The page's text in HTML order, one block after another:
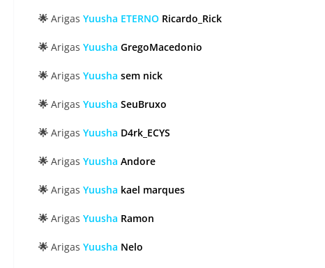
🌟 Arigas Yuusha ETERNO Ricardo_Rick
🌟 Arigas Yuusha GregoMacedonio
🌟 Arigas Yuusha sem nick
🌟 Arigas Yuusha SeuBruxo
🌟 Arigas Yuusha D4rk_ECYS
🌟 Arigas Yuusha Andore
🌟 Arigas Yuusha kael marques
🌟 Arigas Yuusha Ramon
🌟 Arigas Yuusha Nelo